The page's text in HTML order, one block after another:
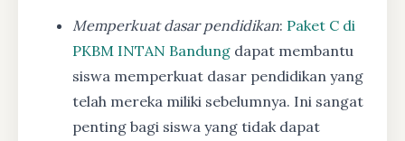
Memperkuat dasar pendidikan: Paket C di
PKBM INTAN Bandung dapat membantu
siswa memperkuat dasar pendidikan yang
telah mereka miliki sebelumnya. Ini sangat
penting bagi siswa yang tidak dapat